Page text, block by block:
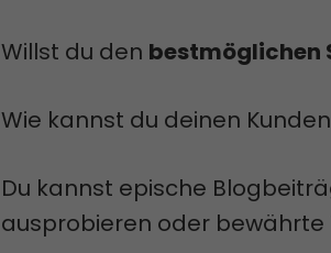
Willst du den bestmöglichen
Wie kannst du deinen
Du kannst epische
ausprobieren oder bewährte